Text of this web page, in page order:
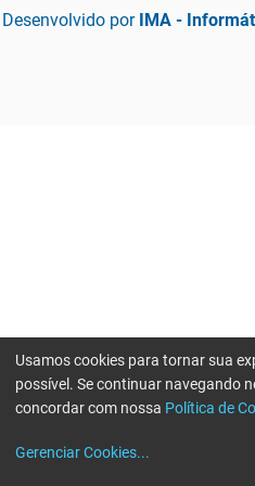
Desenvolvido por IMA -
Usamos cookies para tornar sua
possível. Se continuar navegando
concordar com nossa Política de
Gerenciar Cookies...
Erro ao enviar informações, por